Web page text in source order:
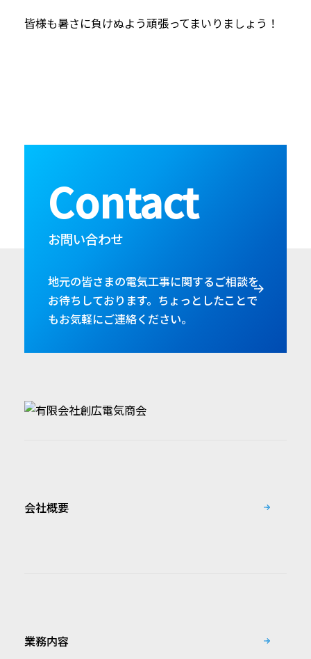
皆様も暑さに負けぬよう頑張ってまいりましょう！
Contact
お問い合わせ
地元の皆さまの電気工事に関するご相談を
お待ちしております。 ちょっとしたことで
もお気軽にご連絡ください。
会社概要
業務内容